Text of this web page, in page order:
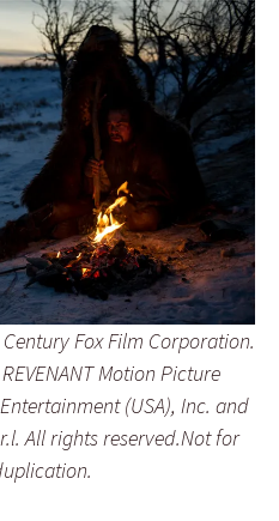
Fox Film Corporation.
Motion Picture
(USA), Inc. and
All rights reserved.Not for